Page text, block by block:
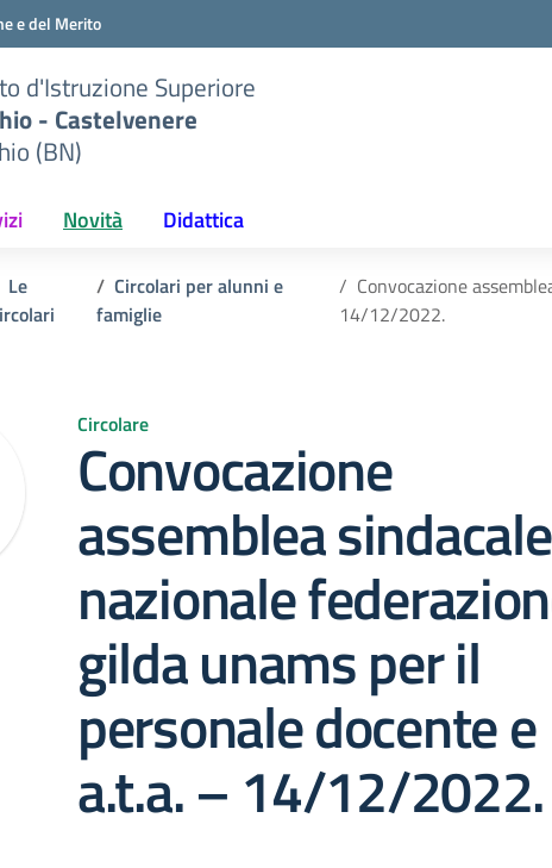
e del Merito
d'Istruzione Superiore
- Castelvenere
(BN)
Novità Didattica
Le
Circolari per alunni e
famiglie
Convocazione
14/12/2022.
Circolare
Convocazione
assemblea sindacale
nazionale
gilda unams per il
personale docente e
a.t.a. – 14/12/2022.